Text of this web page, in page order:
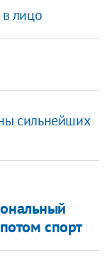
в лицо
сильнейших
спорт